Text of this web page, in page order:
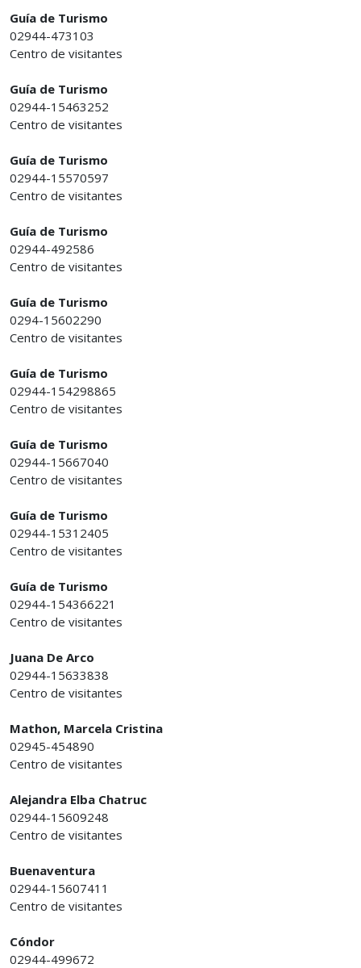
Guía de Turismo
02944-473103
Centro de visitantes
Guía de Turismo
02944-15463252
Centro de visitantes
Guía de Turismo
02944-15570597
Centro de visitantes
Guía de Turismo
02944-492586
Centro de visitantes
Guía de Turismo
0294-15602290
Centro de visitantes
Guía de Turismo
02944-154298865
Centro de visitantes
Guía de Turismo
02944-15667040
Centro de visitantes
Guía de Turismo
02944-15312405
Centro de visitantes
Guía de Turismo
02944-154366221
Centro de visitantes
Juana De Arco
02944-15633838
Centro de visitantes
Mathon, Marcela Cristina
02945-454890
Centro de visitantes
Alejandra Elba Chatruc
02944-15609248
Centro de visitantes
Buenaventura
02944-15607411
Centro de visitantes
Cóndor
02944-499672